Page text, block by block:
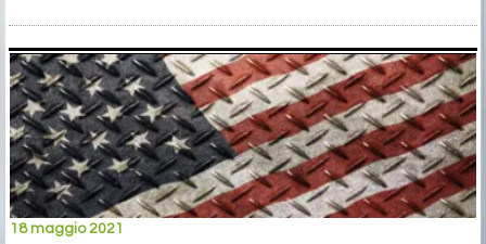
18 maggio 2021